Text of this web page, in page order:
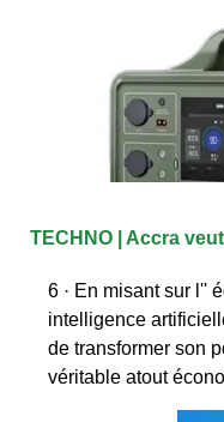
TECHNO | Accra
6 · En misant sur l''
intelligence
de transformer son
véritable atout